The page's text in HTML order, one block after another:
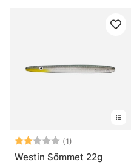
Betyg: (1)
2.0 utav 5
Westin Sömmet 22g